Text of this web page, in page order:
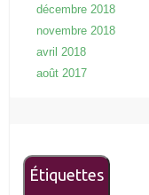
décembre 2018
novembre 2018
avril 2018
août 2017
Étiquettes